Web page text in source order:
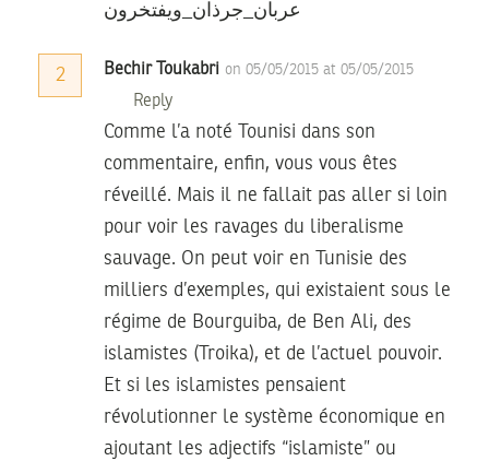
عربان_جرذان_ويفتخرون
2 Bechir Toukabri on 05/05/2015 at 05/05/2015
Reply
Comme l’a noté Tounisi dans son
commentaire, enfin, vous vous êtes
réveillé. Mais il ne fallait pas aller si loin
pour voir les ravages du liberalisme
sauvage. On peut voir en Tunisie des
milliers d’exemples, qui existaient sous le
régime de Bourguiba, de Ben Ali, des
islamistes (Troika), et de l’actuel pouvoir.
Et si les islamistes pensaient
révolutionner le système économique en
ajoutant les adjectifs “islamiste” ou